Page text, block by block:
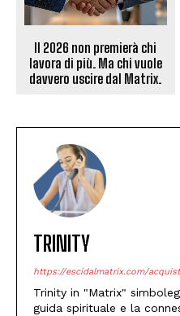
Il 2026 non premierà chi
lavora di più. Ma chi vuole
davvero uscire dal Matrix.
TRINITY
https://escidalmatrix.com/
Trinity in "Matrix"
guida spirituale e la